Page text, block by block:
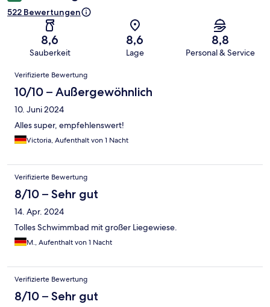
522 Bewertungen
8,6
Sauberkeit
8,6
Lage
8,8
Personal & Service
Bewertungen
Verifizierte Bewertung
10/10 – Außergewöhnlich
10. Juni 2024
Alles super, empfehlenswert!
Victoria, Aufenthalt von 1 Nacht
Verifizierte Bewertung
8/10 – Sehr gut
14. Apr. 2024
Tolles Schwimmbad mit großer Liegewiese.
M., Aufenthalt von 1 Nacht
Verifizierte Bewertung
8/10 – Sehr gut